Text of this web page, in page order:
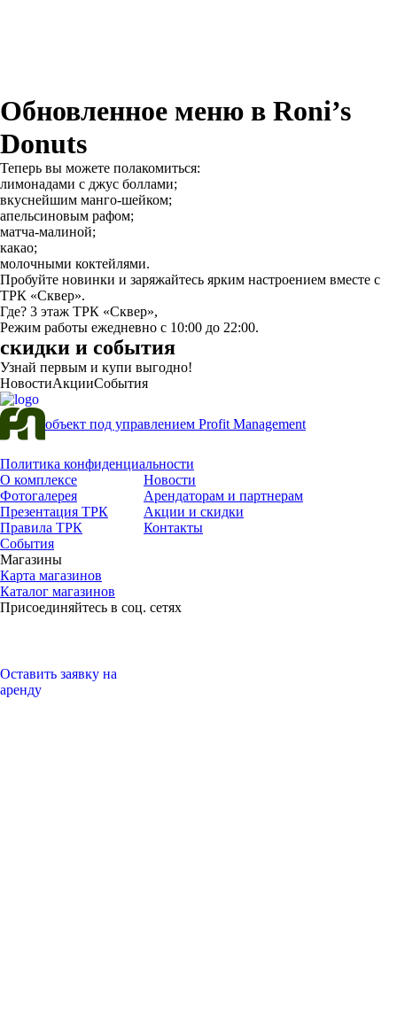
Обновленное меню в Roni’s
Donuts
Теперь вы можете полакомиться:
лимонадами с джус боллами;
вкуснейшим манго-шейком;
апельсиновым рафом;
матча-малиной;
какао;
молочными коктейлями.
Пробуйте новинки и заряжайтесь ярким настроением вместе с
ТРК «Сквер».
Где? 3 этаж ТРК «Сквер»,
Режим работы ежедневно с 10:00 до 22:00.
скидки и события
Узнай первым и купи выгодно!
НовостиАкцииСобытия
8 дней до окончания
Фестиваль Кружков в ТРК «Сквер»
Найти детям кружки и секции на новый учебный год —
Фестиваль Кружков. Всего…
узнать больше
объект под управлением Profit Management
Политика конфиденциальности
О комплексе
Фотогалерея
Презентация ТРК
Правила ТРК
События
Новости
Арендаторам и партнерам
Акции и скидки
Контакты
Магазины
Карта магазинов
Каталог магазинов
Присоединяйтесь в соц. сетях
Оставить заявку на
аренду